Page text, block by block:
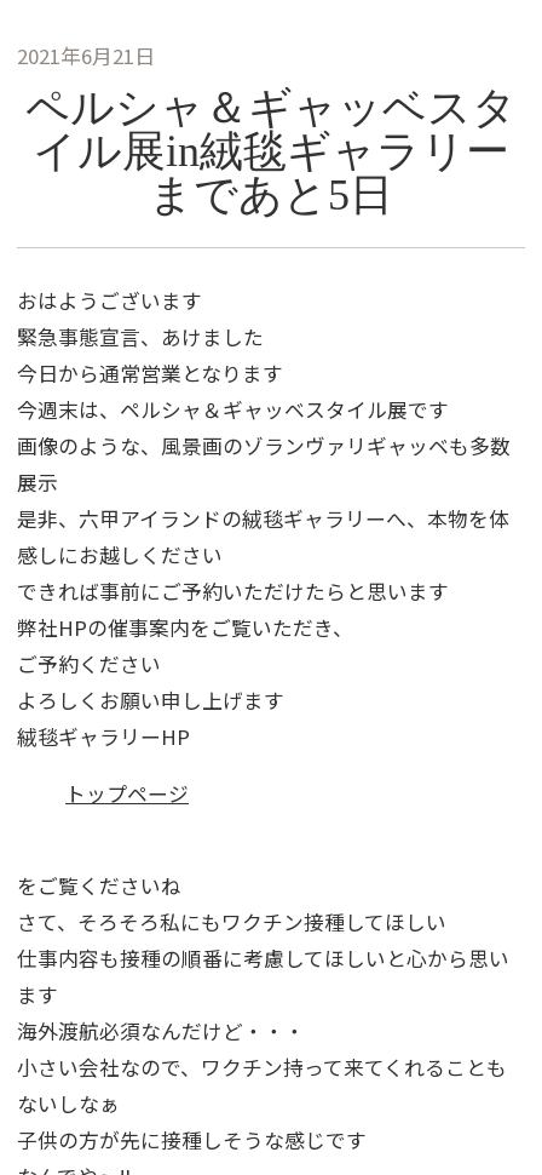
2021年6月21日
ペルシャ＆ギャッベスタ
イル展in絨毯ギャラリー
まであと5日
おはようございます
緊急事態宣言、あけました
今日から通常営業となります
今週末は、ペルシャ＆ギャッベスタイル展です
画像のような、風景画のゾランヴァリギャッベも多数
展示
是非、六甲アイランドの絨毯ギャラリーへ、本物を体
感しにお越しください
できれば事前にご予約いただけたらと思います
弊社HPの催事案内をご覧いただき、
ご予約ください
よろしくお願い申し上げます
絨毯ギャラリーHP
トップページ
をご覧くださいね
さて、そろそろ私にもワクチン接種してほしい
仕事内容も接種の順番に考慮してほしいと心から思い
ます
海外渡航必須なんだけど・・・
小さい会社なので、ワクチン持って来てくれることも
ないしなぁ
子供の方が先に接種しそうな感じです